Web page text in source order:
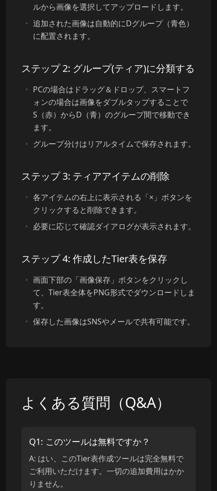
ルから画像を選択してアップロードします。
追加された画像は自動的にDグループ（青色）
に配置されます。
ステップ 2: グループ(ティア)に分類する
PCの場合はドラッグ＆ドロップ、スマートフ
ォンの場合は画像をダブルタップすることで
S（赤）からD（青）のグループ間で移動でき
ます。
グループ分けはリアルタイムで保存されます。
ステップ 3: ティアアイテムの削除
各アイテムの右上に表示される「×」ボタンを
クリックすると削除できます。
必要に応じて確認ダイアログが表示されます。
ステップ 4: 作成したTier表を保存
画面下部の「画像保存」ボタンをクリックし
て、Tier表全体をPNG形式でダウンロードしま
す。
保存した画像はSNSやメールで共有可能です。
よくある質問（Q&A）
Q1: このツールは無料ですか？
A: はい、このTier表作成ツールは完全無料で
ご利用いただけます。一切の追加費用はかか
りません。